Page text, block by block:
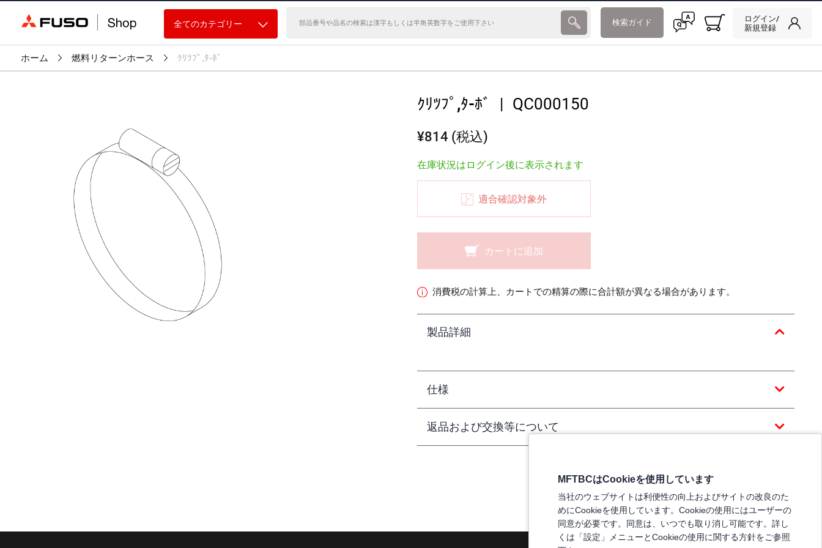
全てのカテゴリー 検索ガイド
ログイン/
新規登録
ホーム 燃料リターンホース ｸﾘﾂﾌﾟ,ﾀ-ﾎﾞ
ｸﾘﾂﾌﾟ,ﾀ-ﾎﾞ | QC000150
¥814 (税込)
在庫状況はログイン後に表示されます
適合確認対象外
カートに追加
消費税の計算上、カートでの精算の際に合計額が異なる場合があります。
製品詳細
仕様
返品および交換等について
MFTBCはCookieを使用しています
当社のウェブサイトは利便性の向上およびサイトの改良のた
めにCookieを使用しています。Cookieの使用にはユーザーの
同意が必要です。同意は、いつでも取り消し可能です。詳し
くは「設定」メニューとCookieの使用に関する方針をご参照